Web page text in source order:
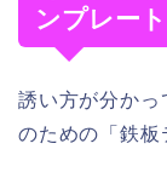
ンプレート
誘い方が分かっ
のための「鉄板